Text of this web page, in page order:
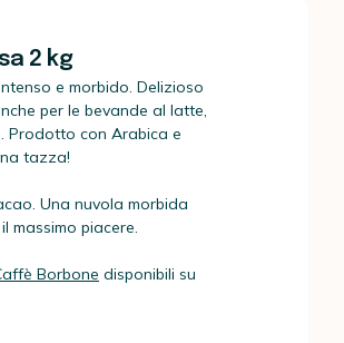
2 kg
e morbido. Delizioso
per le bevande al latte,
Prodotto con Arabica e
tazza!
Una nuvola morbida
massimo piacere.
Borbone disponibili su